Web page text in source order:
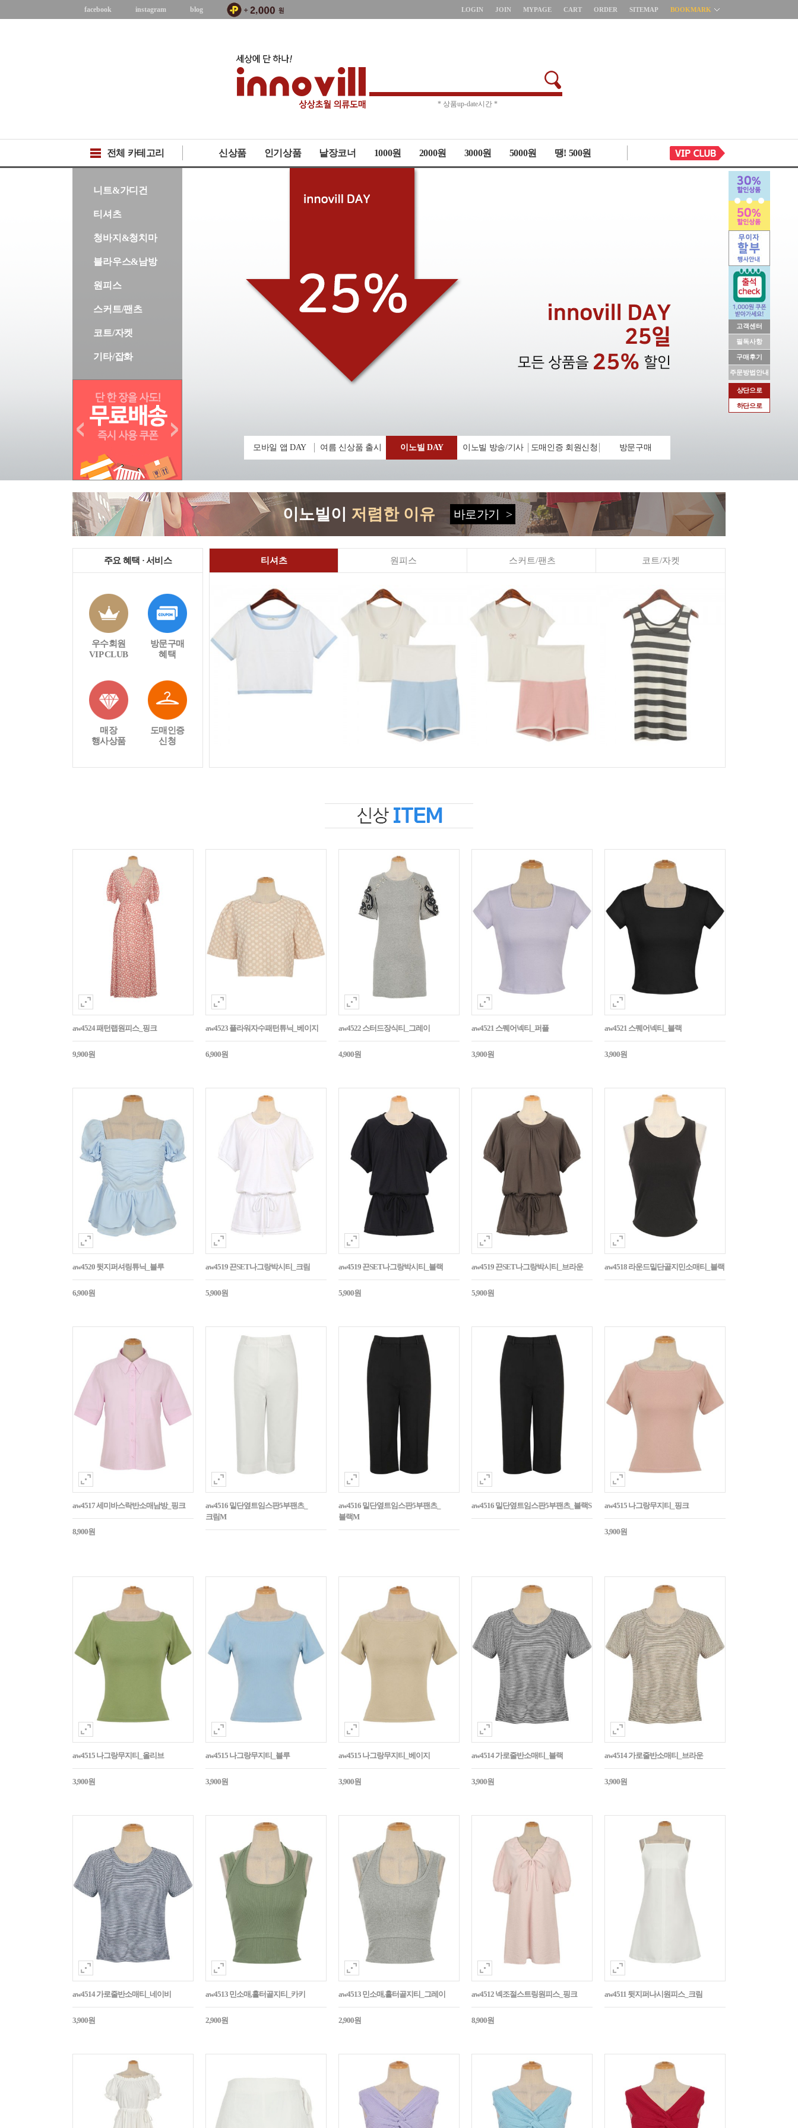
고객센터
필독사항
구매후기
주문방법안내
상단으로
하단으로
facebook instagram blog LOGIN JOIN MYPAGE CART ORDER SITEMAP BOOKMARK
* 주문취소 제한 *
전체 카테고리 신상품 인기상품 낱장코너 1000원 2000원 3000원 5000원 땡! 500원
니트&가디건
티셔츠
청바지&청치마
블라우스&남방
원피스
스커트/팬츠
코트/자켓
기타/잡화
모바일 앱 DAY 여름 신상품 출시 이노빌 DAY 이노빌 방송/기사 도매인증 회원신청 방문구매
이노빌이 저렴한 이유 바로가기 >
주요 혜택 · 서비스
우수회원
VIP CLUB
방문구매
혜택
매장
행사상품
도매인증
신청
티셔츠 원피스 스커트/팬츠 코트/자켓
aw4524 패턴랩원피스_핑크
9,900원
aw4523 플라워자수패턴튜닉_베이지
6,900원
aw4522 스터드장식티_그레이
4,900원
aw4521 스퀘어넥티_퍼플
3,900원
aw4521 스퀘어넥티_블랙
3,900원
aw4520 뒷지퍼셔링튜닉_블루
6,900원
aw4519 끈SET나그랑박시티_크림
5,900원
aw4519 끈SET나그랑박시티_블랙
5,900원
aw4519 끈SET나그랑박시티_브라운
5,900원
aw4518 라운드밑단골지민소매티_블랙
aw4517 세미바스락반소매남방_핑크
8,900원
aw4516 밑단옆트임스판5부팬츠_
크림M
aw4516 밑단옆트임스판5부팬츠_
블랙M
aw4516 밑단옆트임스판5부팬츠_블랙S aw4515 나그랑무지티_핑크
3,900원
aw4515 나그랑무지티_올리브
3,900원
aw4515 나그랑무지티_블루
3,900원
aw4515 나그랑무지티_베이지
3,900원
aw4514 가로줄반소매티_블랙
3,900원
aw4514 가로줄반소매티_브라운
3,900원
aw4514 가로줄반소매티_네이비
3,900원
aw4513 민소매,홀터골지티_카키
2,900원
aw4513 민소매,홀터골지티_그레이
2,900원
aw4512 넥조절스트링원피스_핑크
8,900원
aw4511 뒷지퍼나시원피스_크림